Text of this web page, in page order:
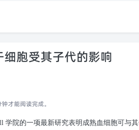
胞受其子代的影响
才能阅读完成。
学院的一项最新研究表明成熟血细胞可与